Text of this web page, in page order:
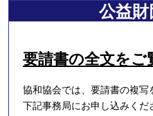
公益財
要請書の全文を
協和協会では、要請書の複写
下記事務局にお申し込みくだ